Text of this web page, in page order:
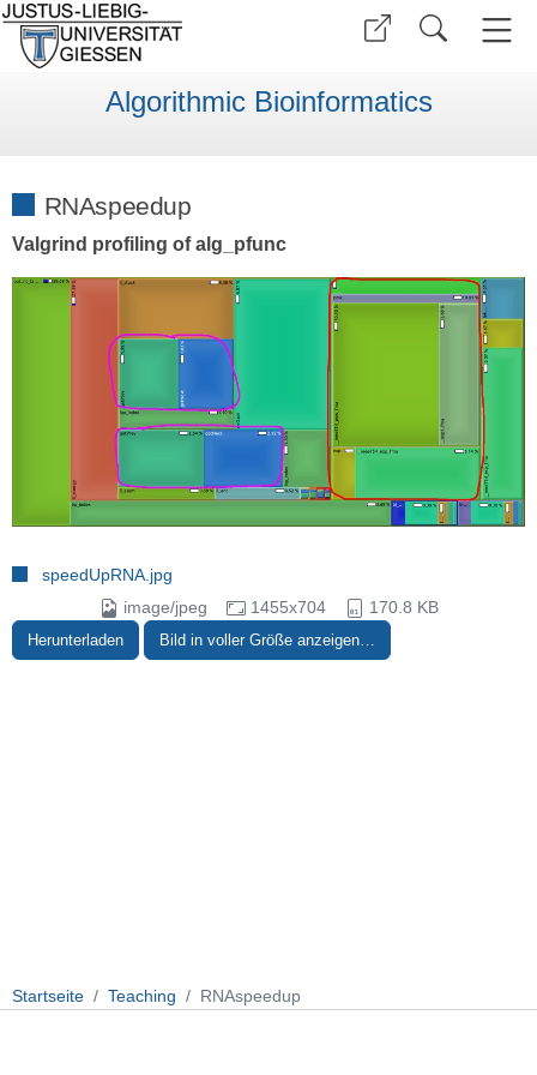
Algorithmic Bioinformatics
RNAspeedup
Valgrind profiling of alg_pfunc
speedUpRNA.jpg
image/jpeg
1455x704 170.8 KB
Herunterladen Bild in voller Größe anzeigen…
Startseite Teaching RNAspeedup